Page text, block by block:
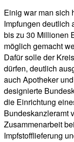
Einig war man sich
Impfungen deutlich
bis zu 30 Millionen
möglich gemacht
Dafür solle der
dürfen, deutlich
auch Apotheker
designierte
die Einrichtung
Bundeskanzleramt
Zusammenarbeit
Impfstofflieferung